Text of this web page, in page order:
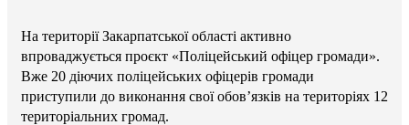
На території Закарпатської області активно
впроваджується проєкт «Поліцейський офіцер громади».
Вже 20 діючих поліцейських офіцерів громади
приступили до виконання свої обов’язків на територіях 12
територіальних громад.